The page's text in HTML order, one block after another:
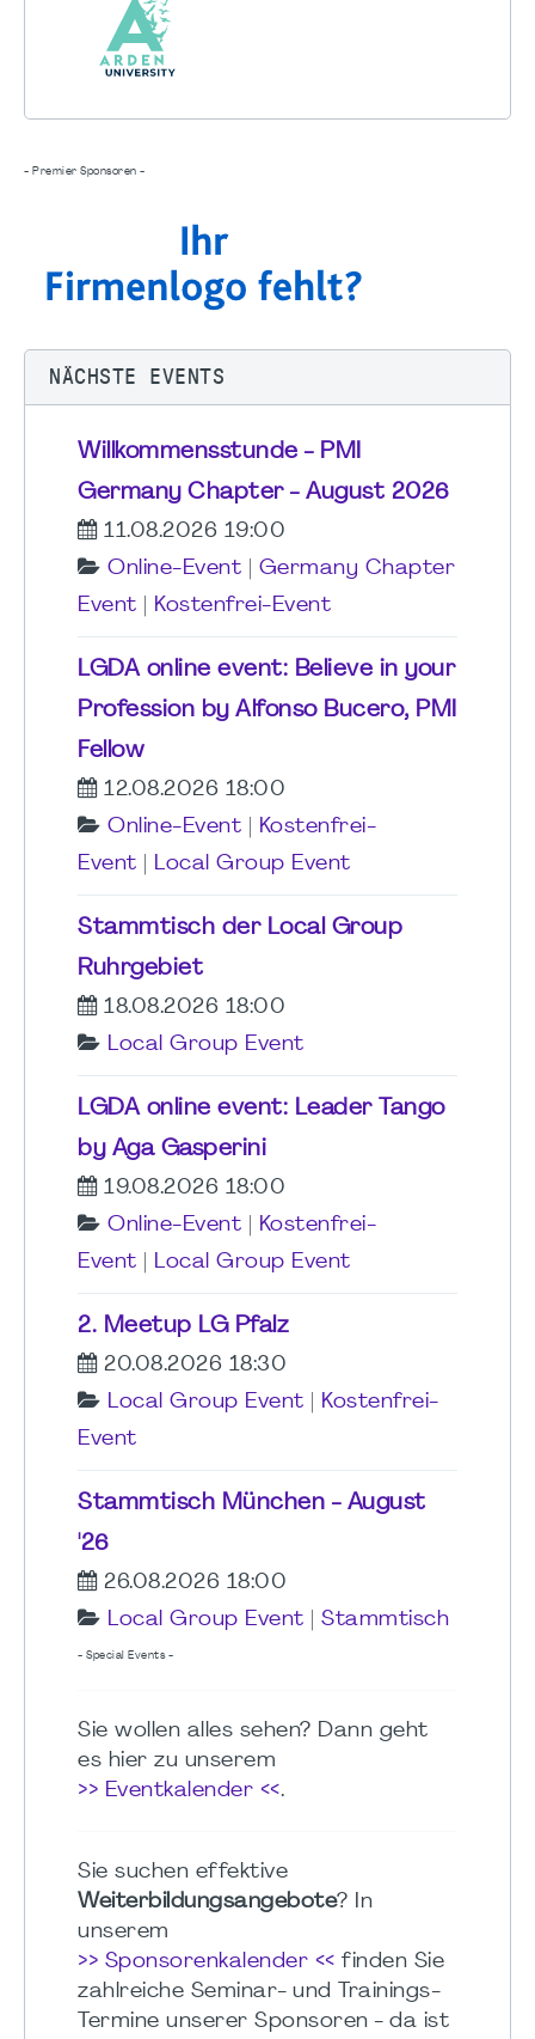
- Premier Sponsoren -
NÄCHSTE EVENTS
Willkommensstunde - PMI
Germany Chapter - August 2026
11.08.2026 19:00
Online-Event
Germany Chapter
Event
Kostenfrei-Event
LGDA online event: Believe in your
Profession by Alfonso Bucero, PMI
Fellow
12.08.2026 18:00
Online-Event
Kostenfrei-
Event
Local Group Event
Stammtisch der Local Group
Ruhrgebiet
18.08.2026 18:00
Local Group Event
LGDA online event: Leader Tango
by Aga Gasperini
19.08.2026 18:00
Online-Event
Kostenfrei-
Event
Local Group Event
2. Meetup LG Pfalz
20.08.2026 18:30
Local Group Event
Kostenfrei-
Event
Stammtisch München - August
'26
26.08.2026 18:00
Local Group Event
Stammtisch
- Special Events -
Sie wollen alles sehen? Dann geht
es hier zu unserem
>> Eventkalender <<.
Sie suchen effektive
Weiterbildungsangebote? In
unserem
>> Sponsorenkalender << finden Sie
zahlreiche Seminar- und Trainings-
Termine unserer Sponsoren - da ist